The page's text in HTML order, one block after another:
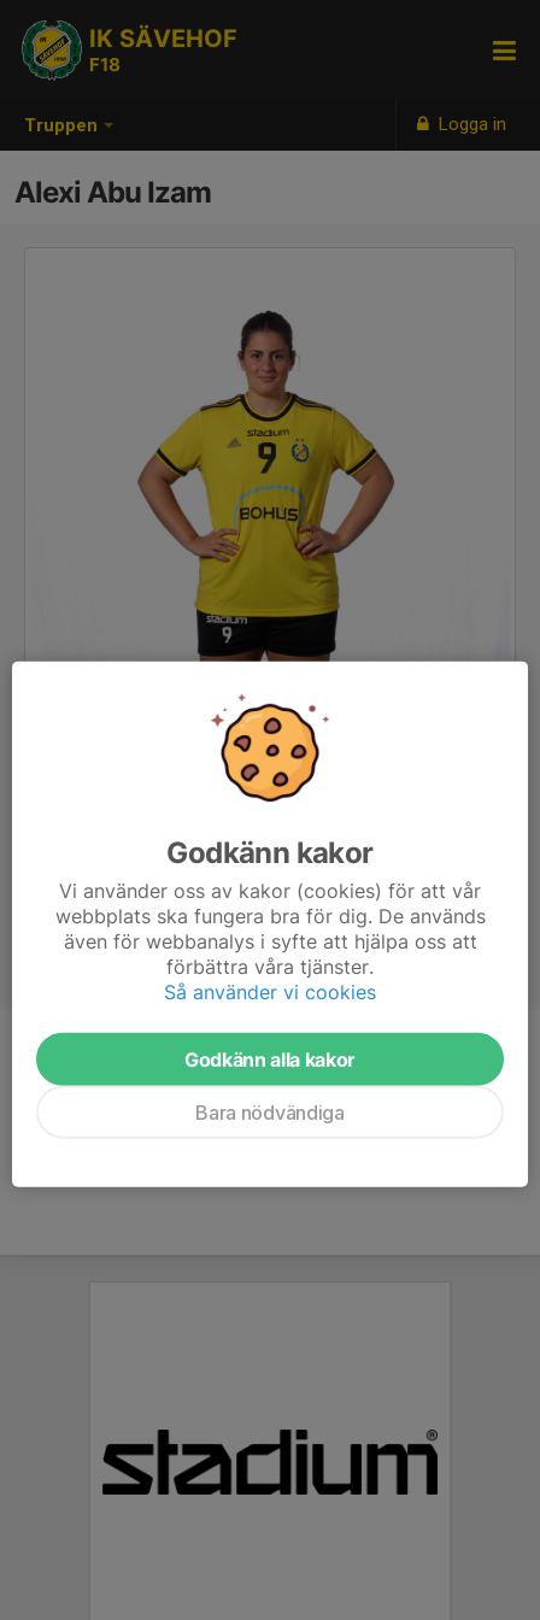
Truppen Logga in
IK SÄVEHOF
F18
Alexi Abu Izam
Position
Kantspelare
Godkänn kakor
Vi använder oss av kakor (cookies) för att vår
webbplats ska fungera bra för dig. De används
även för webbanalys i syfte att hjälpa oss att
förbättra våra tjänster.
Så använder vi cookies
Godkänn alla kakor
Bara nödvändiga